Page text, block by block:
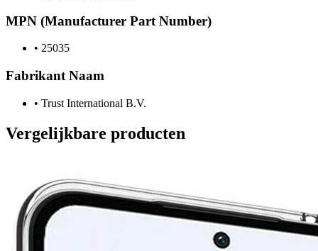
MPN (Manufacturer Part Number)
• 25035
Fabrikant Naam
• Trust International B.V.
Vergelijkbare producten